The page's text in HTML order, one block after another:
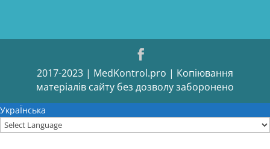
2017-2023 | MedKontrol.pro | Копіювання
матеріалів сайту без дозволу заборонено
УкраЇнська